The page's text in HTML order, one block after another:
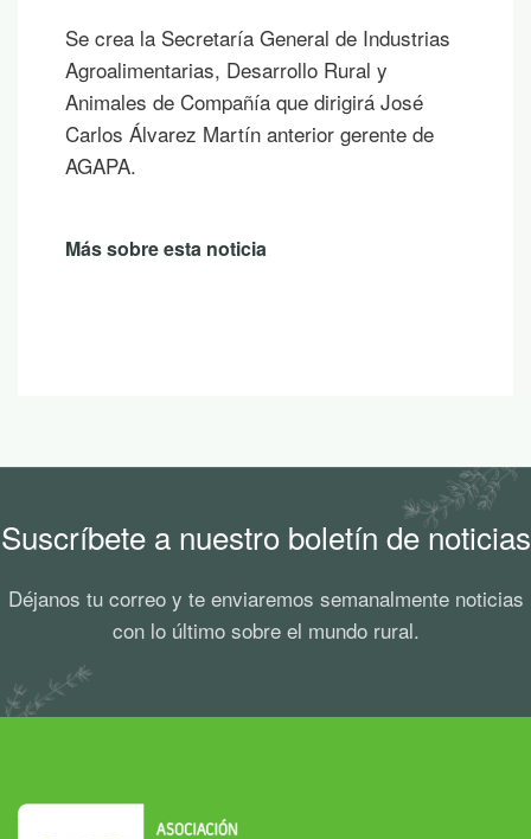
Se crea la Secretaría General de Industrias
Agroalimentarias, Desarrollo Rural y
Animales de Compañía que dirigirá José
Carlos Álvarez Martín anterior gerente de
AGAPA.
Más sobre esta noticia
Suscríbete a nuestro boletín de noticias
Déjanos tu correo y te enviaremos semanalmente noticias
con lo último sobre el mundo rural.